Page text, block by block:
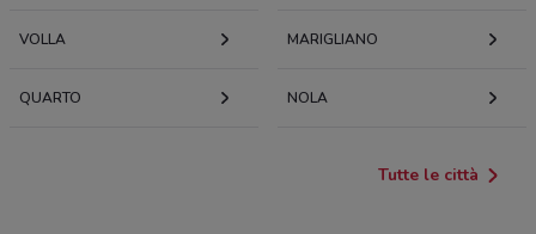
VOLLA MARIGLIANO
QUARTO NOLA
Tutte le città